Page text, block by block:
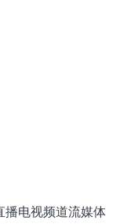
电视频道流媒体